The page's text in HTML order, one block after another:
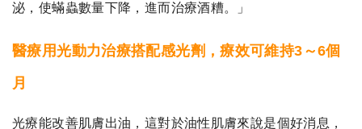
泌，使蟎蟲數量下降，進而治療酒糟。」
醫療用光動力治療搭配感光劑，療效可維持3～6個
月
光療能改善肌膚出油，這對於油性肌膚來說是個好消息，